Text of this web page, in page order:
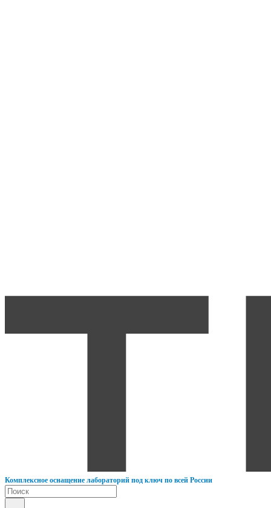
Комплексное оснащение лабораторий под ключ по всей России